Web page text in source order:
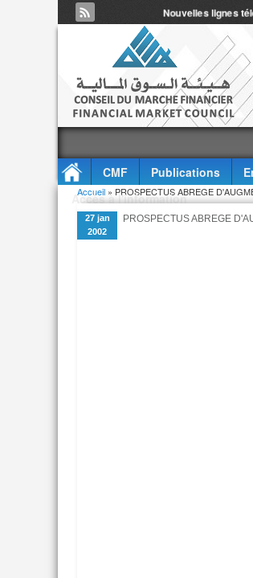
Nouvelles lignes
CMF Publications
Accès à l'information
Vous êtes ici
Accueil » PROSPECTUS ABREGE
27 jan
2002
PROSPECTUS ABREGE